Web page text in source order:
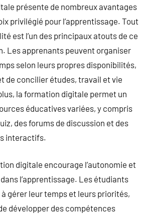
présente de nombreux avantages
privilégié pour l’apprentissage. Tout
est l’un des principaux atouts de ce
Les apprenants peuvent organiser
selon leurs propres disponibilités,
de concilier études, travail et vie
la formation digitale permet un
éducatives variées, y compris
des forums de discussion et des
interactifs.
digitale encourage l’autonomie et
l’apprentissage. Les étudiants
gérer leur temps et leurs priorités,
développer des compétences